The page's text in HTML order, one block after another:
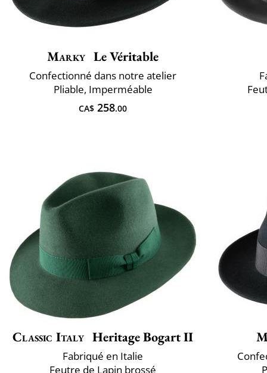
Marky Le Véritable
Confectionné dans notre atelier
Pliable, Imperméable
CA$ 258.00
Classic Italy Heritage Bogart II
Fabriqué en Italie
Feutre de Lapin brossé